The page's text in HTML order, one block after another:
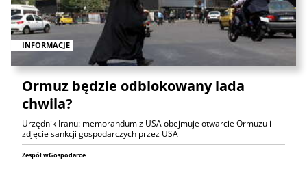
INFORMACJE
Ormuz będzie odblokowany lada
chwila?
Urzędnik Iranu: memorandum z USA obejmuje otwarcie Ormuzu i
zdjęcie sankcji gospodarczych przez USA
Zespół wGospodarce